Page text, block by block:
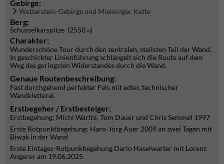
Gebirge:
Wetterstein-Gebirge und Mieminger Kette
Berg:
Schüsselkarspitze (2550 m)
Charakter:
Wunderschöne Tour durch den zentralen, steilsten Teil der Wand.
In geschickter Linienführung schlängelt sich die Route auf dem
Weg des geringsten Widerstandes durch die Wand.
Genaue Routenbeschreibung:
Fast durchgehend perfekter Fels mit edler, technischer
Wandkletterei.
Erstbegeher / Erstbesteiger:
Erstbegehung: Michi Wärthl, Tom Dauer und Chris Semmel 1997
Erste Rotpunktbegehung: Hans-Jörg Auer 2009 an zwei Tagen mit
Biwak in der Wand
Erste Eintages-Rotpunkbegehung Dario Haselwarter mit Lorenz
Angerer am 19.06.2025